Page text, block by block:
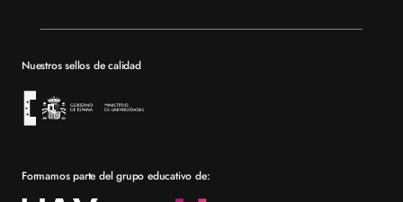
Bolsa de empleo
Por qué elegir XTART
Nuestros sellos de calidad
Formamos parte del grupo educativo de: